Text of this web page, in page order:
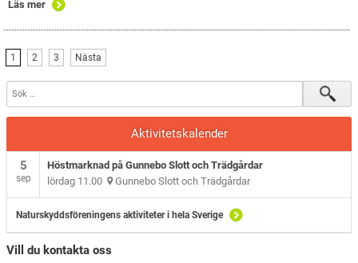
Läs mer
1 2 3 Nästa
Aktivitetskalender
5
sep
Höstmarknad på Gunnebo Slott och Trädgårdar
lördag 11.00 Gunnebo Slott och Trädgårdar
Naturskyddsföreningens aktiviteter i hela Sverige
Vill du kontakta oss